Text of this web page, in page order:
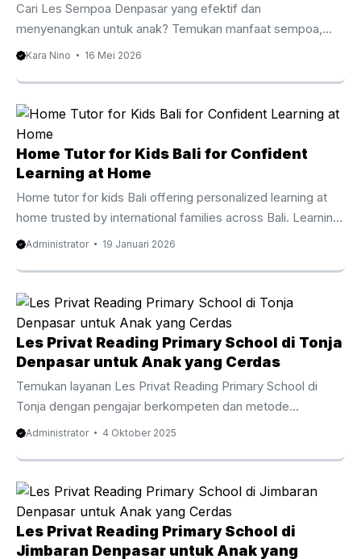
Cari Les Sempoa Denpasar yang efektif dan
menyenangkan untuk anak? Temukan manfaat sempoa,
metode belajar, biaya les, serta rekomendasi tempat belajar
berhitung sejak dini. Les Sempoa Denpasar untuk Anak
Fokus dan Cepat Berhitung Kemampuan berhitung menjadi
salah satu fondasi penting dalam perkembangan akademik
anak. Karena itu, banyak orang tua mulai mencari Les
Sempoa Denpasar untuk membantu anak belajar
matematika dengan cara yang lebih mudah, cepat, dan
menyenangkan. Selain meningkatkan kemampuan
Kara Nino 16 Mei 2026
Home Tutor for Kids Bali for Confident
Learning at Home
Home tutor for kids Bali offering personalized learning at
home trusted by international families across Bali. Learning
at home has become an important choice for families who
tutor for kids Bali supports children through personalized
guidance that respects each learning pace. Moreover
families in Bali enjoy diverse education pathways including
national international and blended curricula. Therefore a
home based approach helps children stay focused while
parents feel involved. At the same time tutors ...
Administrator 19 Januari 2026
Les Privat Reading Primary School di Tonja
Denpasar untuk Anak yang Cerdas
Temukan layanan Les Privat Reading Primary School di
Tonja dengan pengajar berkompeten dan metode
menyenangkan yang menumbuhkan minat baca anak sejak
Privat Reading Primary School di Tonja menjadi langkah
penting untuk meningkatkan kemampuan anak terhadap
keterampilan membaca bahasa Inggris dalam bahasa
Inggris sejak kecil. Program ini dikembangkan dengan cara
yang membuat anak antusias agar anak tidak sekadar
Administrator 4 Oktober 2025
Les Privat Reading Primary School di
Jimbaran Denpasar untuk Anak yang